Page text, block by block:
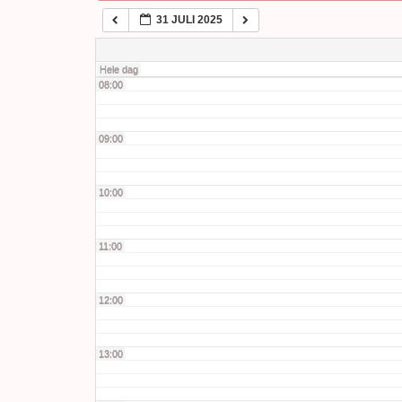
31 JULI 2025
Hele dag
07:00
08:00
09:00
10:00
11:00
12:00
13:00